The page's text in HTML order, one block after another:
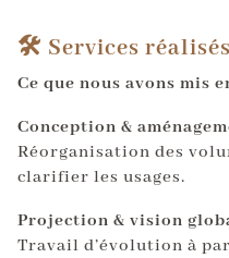
🛠️ Services
Ce que nous avons mis
Conception &
Réorganisation des
clarifier les usages.
Projection & vision
Travail d’évolution à